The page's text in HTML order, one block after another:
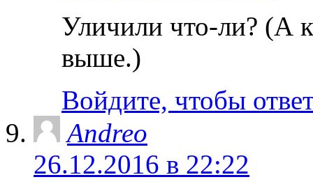
Уличили что-ли? (А
выше.)
Войдите, чтобы
Andreo
26.12.2016 в 22:22